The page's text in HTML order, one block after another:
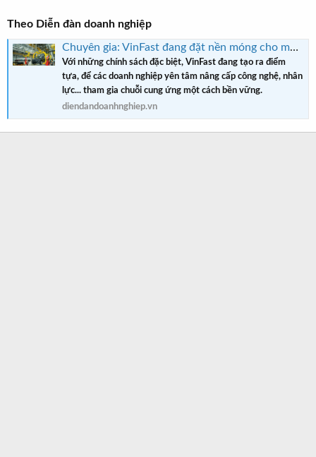
Theo Diễn đàn doanh nghiệp
Chuyên gia: VinFast đang đặt nền móng cho một “Detroit Việt Nam”
Với những chính sách đặc biệt, VinFast đang tạo ra điểm
tựa, để các doanh nghiệp yên tâm nâng cấp công nghệ, nhân
lực... tham gia chuỗi cung ứng một cách bền vững.
diendandoanhnghiep.vn